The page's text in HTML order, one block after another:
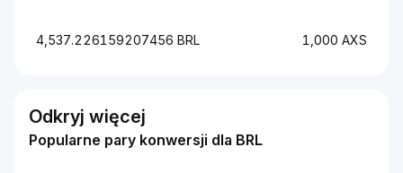
4,537.226159207456 BRL 1,000 AXS
Odkryj więcej
Popularne pary konwersji dla BRL